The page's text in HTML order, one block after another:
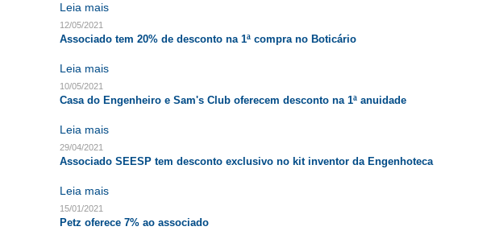
Leia mais
12/05/2021
Associado tem 20% de desconto na 1ª compra no Boticário
Leia mais
10/05/2021
Casa do Engenheiro e Sam's Club oferecem desconto na 1ª anuidade
Leia mais
29/04/2021
Associado SEESP tem desconto exclusivo no kit inventor da Engenhoteca
Leia mais
15/01/2021
Petz oferece 7% ao associado